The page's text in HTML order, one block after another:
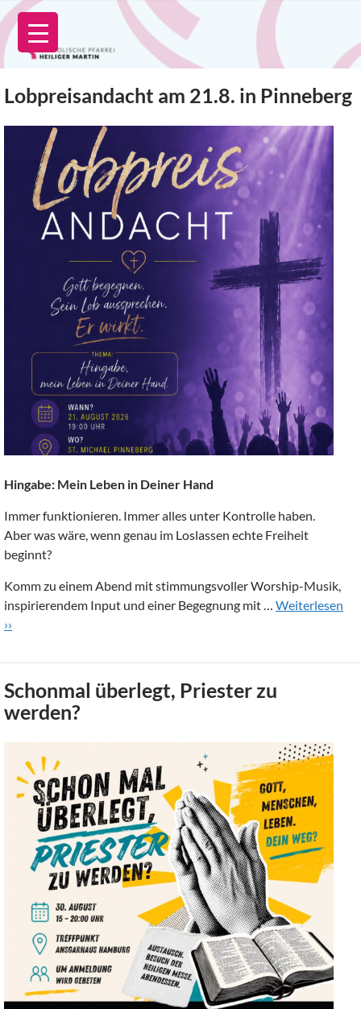
Zum
Inhalt
springen
Lobpreisandacht am 21.8. in Pinneberg
Hingabe: Mein Leben in Deiner Hand
Immer funktionieren. Immer alles unter Kontrolle haben.
Aber was wäre, wenn genau im Loslassen echte Freiheit
beginnt?
Komm zu einem Abend mit stimmungsvoller Worship-Musik,
inspirierendem Input und einer Begegnung mit … Weiterlesen
››
Schonmal überlegt, Priester zu
werden?